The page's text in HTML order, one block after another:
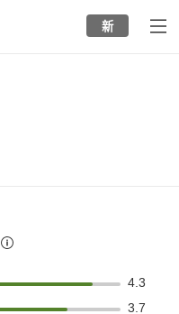
新
4.3
3.7